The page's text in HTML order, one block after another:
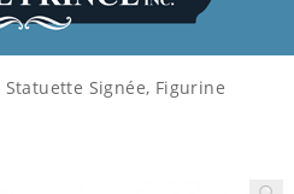
Signée, Figurine